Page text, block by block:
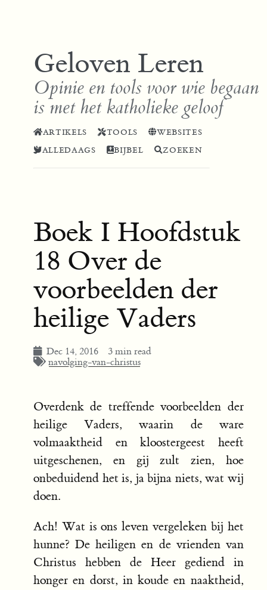
Geloven Leren
Opinie en tools voor wie begaan
is met het katholieke geloof
ARTIKELS TOOLS
WEBSITES
ALLEDAAGS
BIJBEL ZOEKEN
Boek I Hoofdstuk
18 Over de
voorbeelden der
heilige Vaders
Dec 14, 2016
3 min read
navolging-van-christus
Overdenk de treffende voorbeelden der
heilige Vaders, waarin de ware
volmaaktheid en kloostergeest heeft
uitgeschenen, en gij zult zien, hoe
onbeduidend het is, ja bijna niets, wat wij
doen.
Ach! Wat is ons leven vergeleken bij het
hunne? De heiligen en de vrienden van
Christus hebben de Heer gediend in
honger en dorst, in koude en naaktheid,